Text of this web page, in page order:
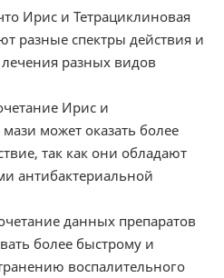
Ирис и Тетрациклиновая
разные спектры действия и
разных видов
Ирис и
может оказать более
так как они обладают
антибактериальной
данных препаратов
более быстрому и
воспалительного